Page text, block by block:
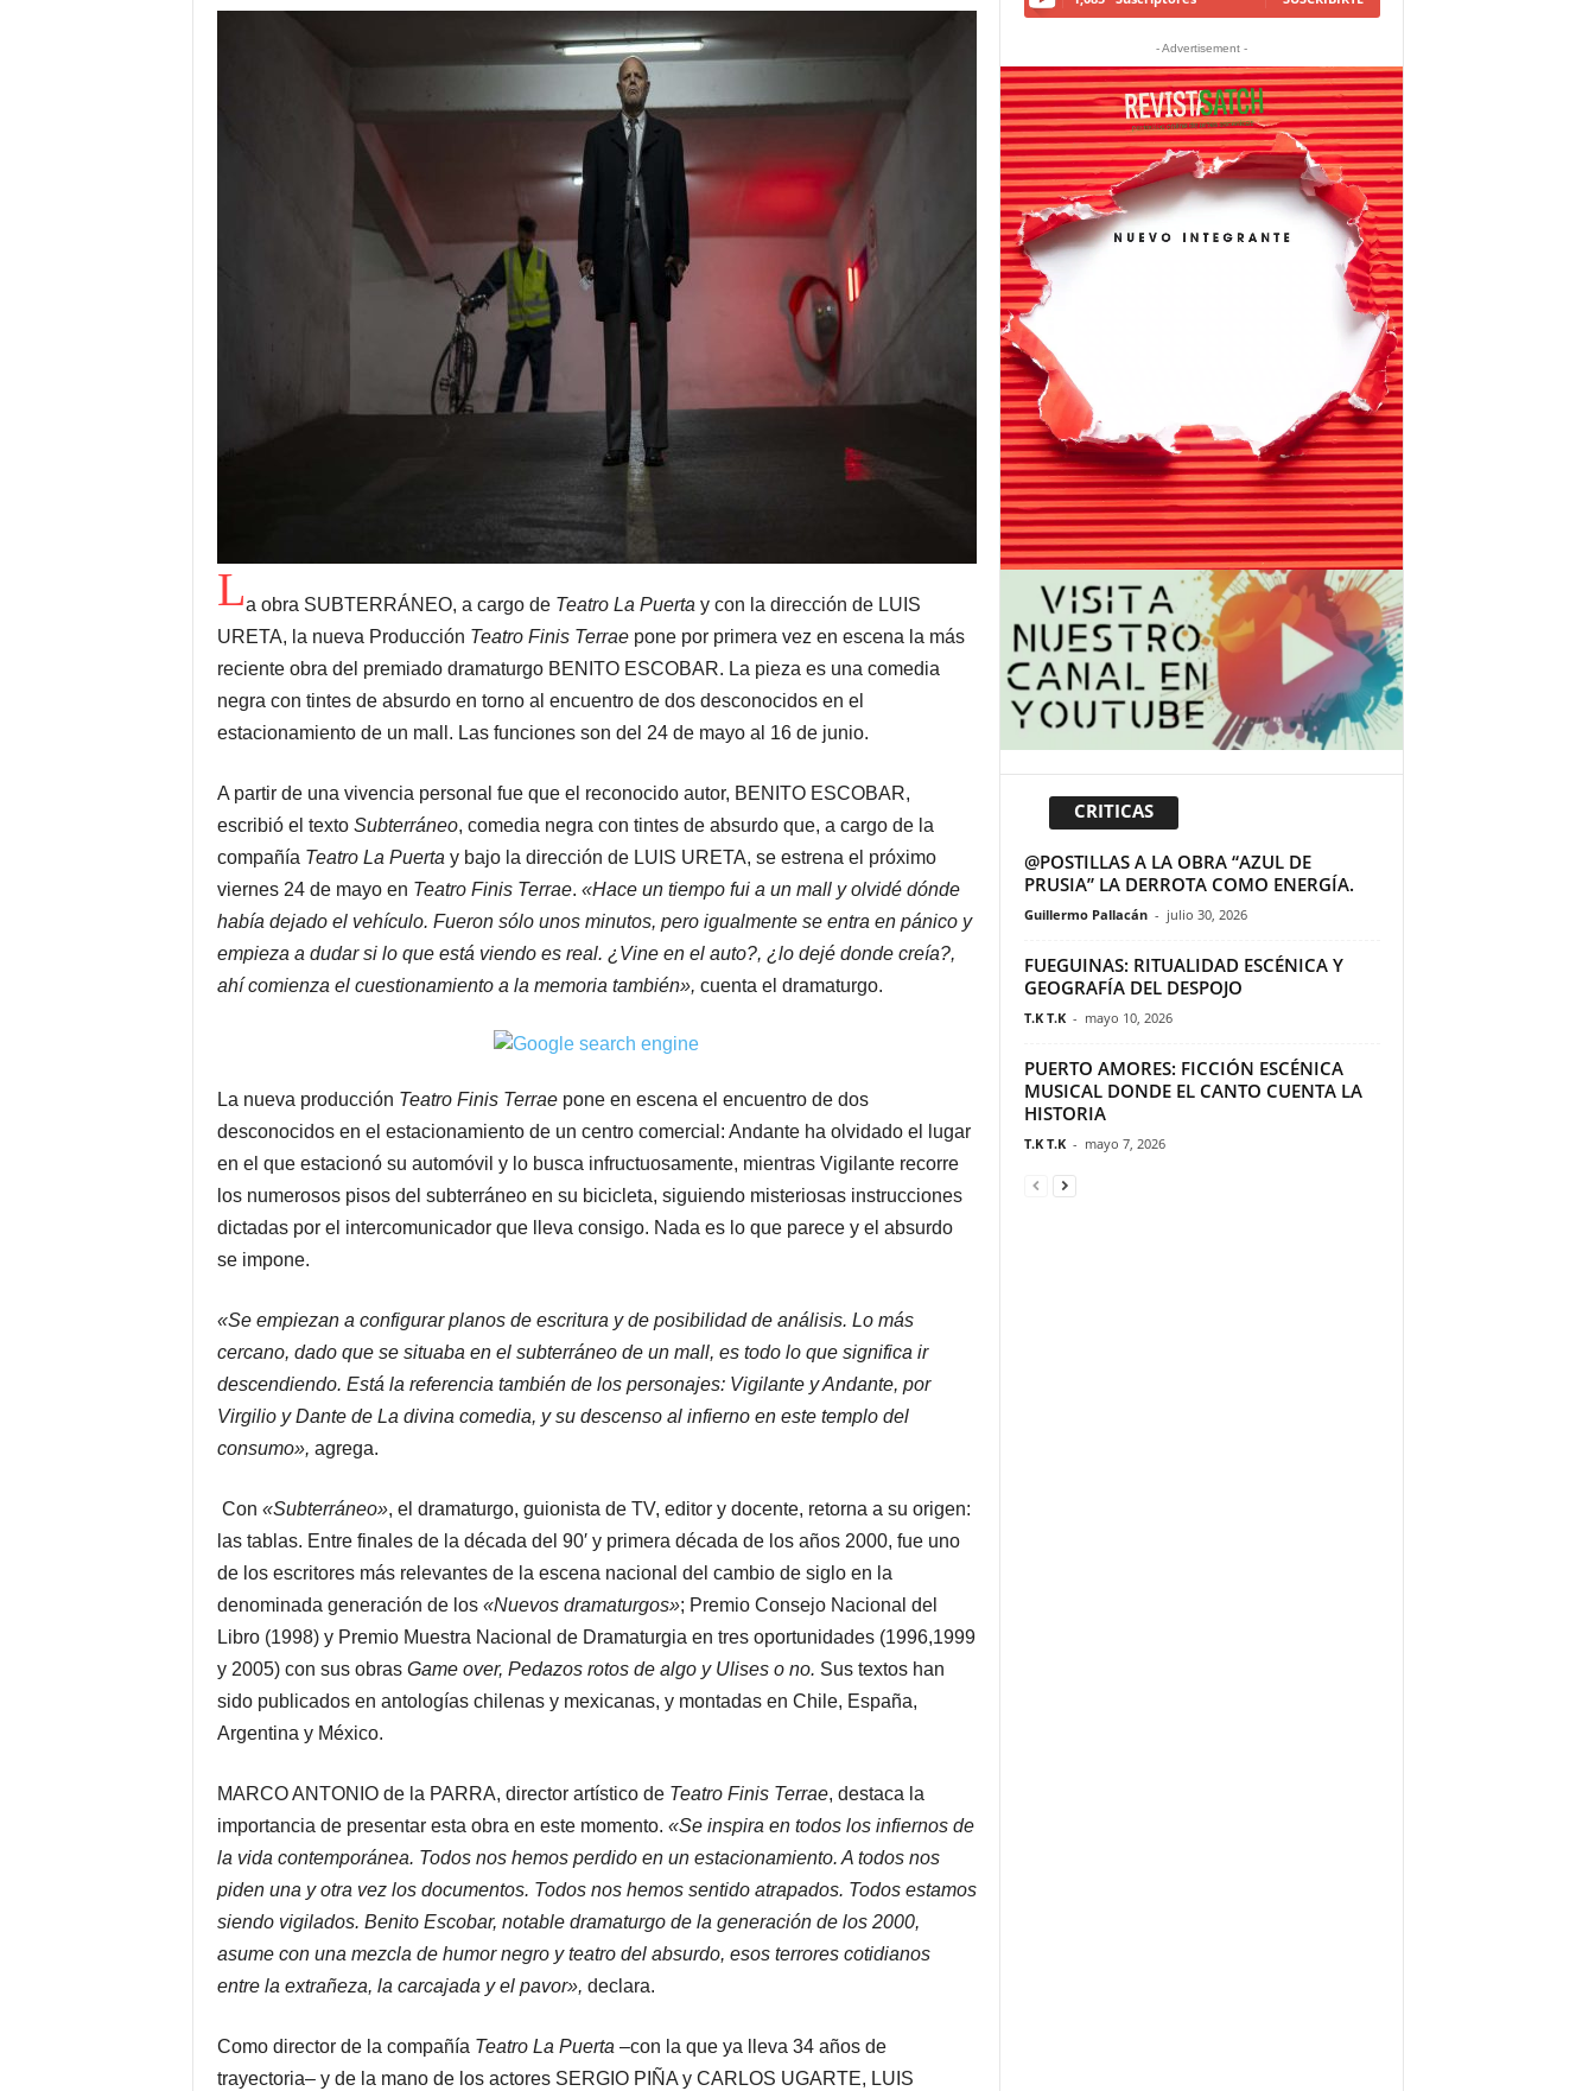
La obra SUBTERRÁNEO, a cargo deTeatro La Puerta y con la dirección de LUIS
URETA, la nueva Producción Teatro Finis Terraepone por primera vez en escena la más
reciente obra del premiado dramaturgo BENITO ESCOBAR. La pieza es una comedia
negra con tintes de absurdo en torno al encuentro de dos desconocidos en el
estacionamiento de un mall. Las funciones son del 24 de mayo al 16 de junio.
A partir de una vivencia personal fue que el reconocido autor, BENITO ESCOBAR,
escribió el texto Subterráneo, comedia negra con tintes de absurdo que, a cargo de la
compañía Teatro La Puerta y bajo la dirección de LUIS URETA, se estrena el próximo
viernes 24 de mayo en Teatro Finis Terrae. «Hace un tiempo fui a un mall y olvidé dónde
había dejado el vehículo. Fueron sólo unos minutos, pero igualmente se entra en pánico y
empieza a dudar si lo que está viendo es real. ¿Vine en el auto?, ¿lo dejé donde creía?,
ahí comienza el cuestionamiento a la memoria también», cuenta el dramaturgo.
La nueva producción Teatro Finis Terraepone en escena el encuentro de dos
desconocidos en el estacionamiento de un centro comercial: Andante ha olvidado el lugar
en el que estacionó su automóvil y lo busca infructuosamente, mientras Vigilante recorre
los numerosos pisos del subterráneo en su bicicleta, siguiendo misteriosas instrucciones
dictadas por el intercomunicador que lleva consigo. Nada es lo que parece y el absurdo
se impone.
«Se empiezan a configurar planos de escritura y de posibilidad de análisis. Lo más
cercano, dado que se situaba en el subterráneo de un mall, es todo lo que significa ir
descendiendo. Está la referencia también de los personajes: Vigilante y Andante, por
Virgilio y Dante de La divina comedia, y su descenso al infierno en este templo del
consumo», agrega.
Con «Subterráneo», el dramaturgo, guionista de TV, editor y docente, retorna a su origen:
las tablas. Entre finales de la década del 90′ y primera década de los años 2000, fue uno
de los escritores más relevantes de la escena nacional del cambio de siglo en la
denominada generación de los «Nuevos dramaturgos»; Premio Consejo Nacional del
Libro (1998) y Premio Muestra Nacional de Dramaturgia en tres oportunidades (1996,1999
y 2005) con sus obras Game over, Pedazos rotos de algo y Ulises o no. Sus textos han
sido publicados en antologías chilenas y mexicanas, y montadas en Chile, España,
Argentina y México.
MARCO ANTONIO de la PARRA, director artístico de Teatro Finis Terrae, destaca la
importancia de presentar esta obra en este momento. «Se inspira en todos los infiernos de
la vida contemporánea. Todos nos hemos perdido en un estacionamiento. A todos nos
piden una y otra vez los documentos. Todos nos hemos sentido atrapados. Todos estamos
siendo vigilados. Benito Escobar, notable dramaturgo de la generación de los 2000,
asume con una mezcla de humor negro y teatro del absurdo, esos terrores cotidianos
entre la extrañeza, la carcajada y el pavor», declara.
Como director de la compañía Teatro La Puerta –con la que ya lleva 34 años de
trayectoria– y de la mano de los actores SERGIO PIÑA y CARLOS UGARTE, LUIS
- Advertisement -
CRITICAS
@POSTILLAS A LA OBRA “AZUL DE
PRUSIA” LA DERROTA COMO ENERGÍA.
Guillermo Pallacán - julio 30, 2026
FUEGUINAS: RITUALIDAD ESCÉNICA Y
GEOGRAFÍA DEL DESPOJO
T.K T.K - mayo 10, 2026
PUERTO AMORES: FICCIÓN ESCÉNICA
MUSICAL DONDE EL CANTO CUENTA LA
HISTORIA
T.K T.K - mayo 7, 2026